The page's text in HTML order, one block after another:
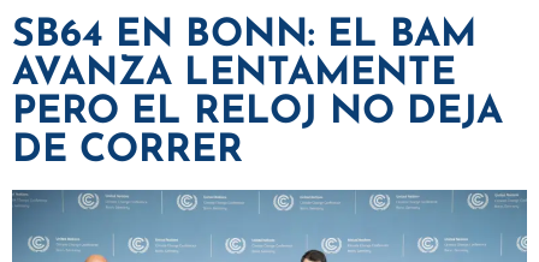
SB64 EN BONN: EL BAM
AVANZA LENTAMENTE
PERO EL RELOJ NO DEJA
DE CORRER